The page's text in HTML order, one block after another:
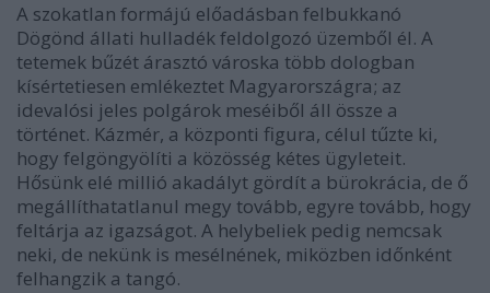
A szokatlan formájú előadásban felbukkanó
Dögönd állati hulladék feldolgozó üzemből él. A
tetemek bűzét árasztó városka több dologban
kísértetiesen emlékeztet Magyarországra; az
idevalósi jeles polgárok meséiből áll össze a
történet. Kázmér, a központi figura, célul tűzte ki,
hogy felgöngyölíti a közösség kétes ügyleteit.
Hősünk elé millió akadályt gördít a bürokrácia, de ő
megállíthatatlanul megy tovább, egyre tovább, hogy
feltárja az igazságot. A helybeliek pedig nemcsak
neki, de nekünk is mesélnének, miközben időnként
felhangzik a tangó.